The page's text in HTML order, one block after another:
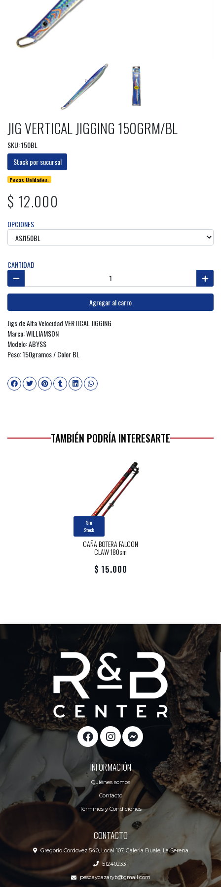
JIG VERTICAL JIGGING 150GRM/BL
SKU: 150BL
Stock por sucursal
Pocas Unidades.
$ 12.000
OPCIONES
CANTIDAD
Agregar al carro
Jigs de Alta Velocidad VERTICAL JIGGING
Marca: WILLIAMSON
Modelo: ABYSS
Peso: 150gramos / Color BL
TAMBIÉN PODRÍA INTERESARTE
Sin
Stock
CAÑA BOTERA FALCON
CLAW 180cm
$ 15.000
INFORMACIÓN
Quiénes somos
Contacto
Términos y Condiciones
CONTACTO
Gregorio Cordovez 540, Local 107, Galeria Buale, La Serena
512402331
pescaycazaryb@gmail.com